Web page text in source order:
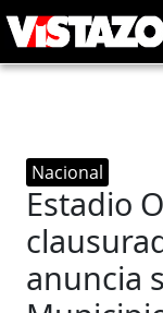
Nacional
Estadio
anuncia